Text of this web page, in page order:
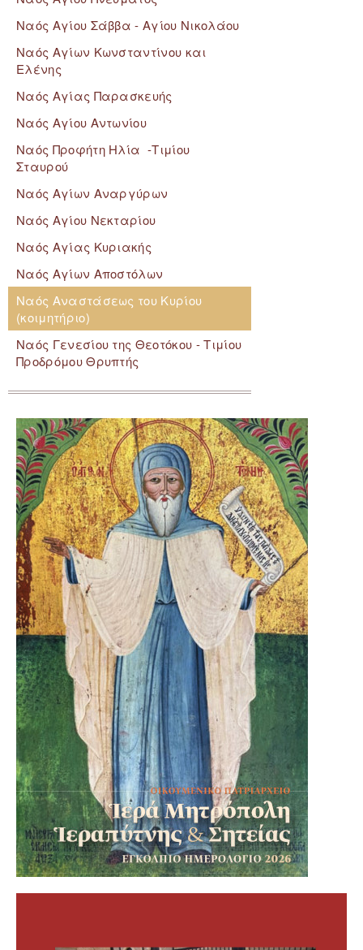
Ναός Αγίου Σάββα - Αγίου Νικολάου
Ναός Αγίων Κωνσταντίνου και
Ελένης
Ναός Αγίας Παρασκευής
Ναός Αγίου Αντωνίου
Ναός Προφήτη Ηλία -Τιμίου
Σταυρού
Ναός Αγίων Αναργύρων
Ναός Αγίου Νεκταρίου
Ναός Αγίας Κυριακής
Ναός Αγίων Αποστόλων
Ναός Αναστάσεως του Κυρίου
(κοιμητήριο)
Ναός Γενεσίου της Θεοτόκου - Τιμίου
Προδρόμου Θρυπτής